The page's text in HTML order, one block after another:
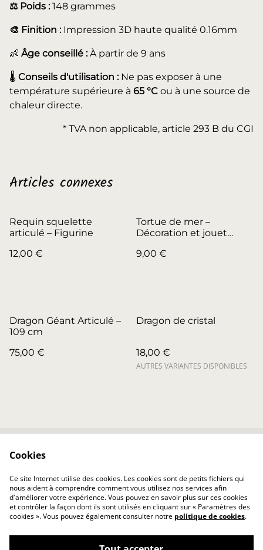
⚖️ Poids :148 grammes
🎨 Finition : Impression 3D haute qualité 0.16mm
👶 Âge conseillé :À partir de 9 ans
🌡️ Conseils d'utilisation :Ne pas exposer à une
température supérieure à 65 °C ou à une source de
chaleur directe.
* TVA non applicable, article 293 B du CGI
Articles connexes
Requin squelette
articulé – Figurine
12,00 €
Tortue de mer –
Décoration et jouet
9,00 €
Dragon Géant Articulé –
109 cm
75,00 €
Dragon de cristal
18,00 €
AUTRES VARIANTES DISPONIBLES
Politique de
confidentialité
Politique de cookies
Cookies
Ce site Internet utilise des cookies. Les cookies sont de petits fichiers qui
nous aident à comprendre comment vous utilisez nos services afin
d'améliorer votre expérience. Vous pouvez en savoir plus sur ces cookies
et contrôler la façon dont ils sont utilisés en cliquant sur « Paramètres des
cookies ». Vous pouvez également consulter notre politique de cookies.